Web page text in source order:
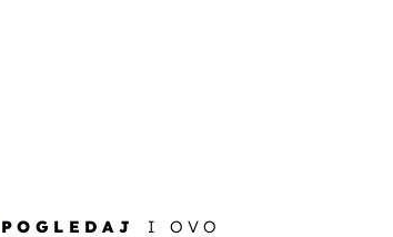
POGLEDAJ I OVO